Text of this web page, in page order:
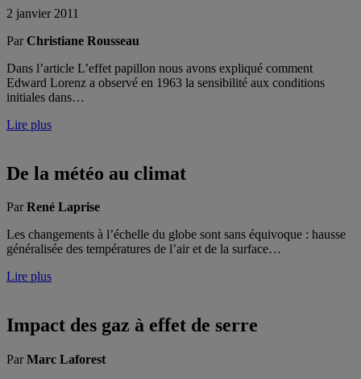
2 janvier 2011
ParChristiane Rousseau
Dans l’article L’effet papillon nous avons expliqué comment
Edward Lorenz a observé en 1963 la sensibilité aux conditions
initiales dans…
Lire plus
De la météo au climat
ParRené Laprise
Les changements à l’échelle du globe sont sans équivoque : hausse
généralisée des températures de l’air et de la surface…
Lire plus
Impact des gaz à effet de serre
ParMarc Laforest